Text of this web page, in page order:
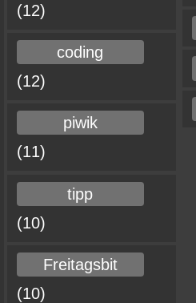
(12)
coding
(12)
piwik
(11)
tipp
(10)
Freitagsbit
(10)